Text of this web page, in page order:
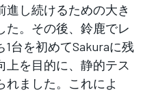
進し続けるための大き
た。その後、鈴鹿でレ
1台を初めてSakuraに残
上を目的に、静的テス
れました。これによ